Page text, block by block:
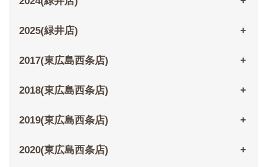
2025(緑井店)
2017(東広島西条店)
2018(東広島西条店)
2019(東広島西条店)
2020(東広島西条店)